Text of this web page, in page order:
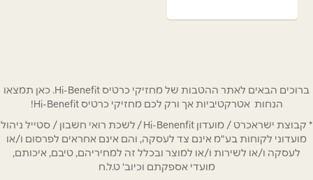
ברוכים הבאים לאתר ההטבות של מחזיקי כרטיס Hi-Benefit. כאן תמצאו
הנחות אטרקטיביות אך ורק לכם מחזיקי כרטיס Hi-Benefit!
* קבוצת ישראכרט / מועדון Hi-Benenfit / לשכת רואי חשבון / סטייל ניהול
מועדוני לקוחות בע"מ אינם צד לעסקה, והם אינם אחראים לפרסום ו/או
לעסקה ו/או לשירות ו/או למוצר ובכלל זה למחיריהם, טיבם, איכותם,
מועדי אספקתם וכיוב' ט.ל.ח